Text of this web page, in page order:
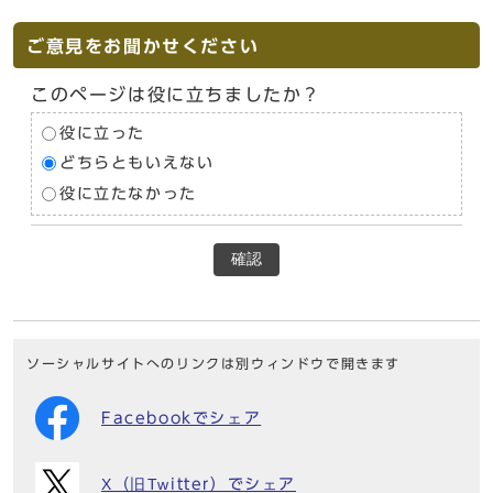
ご意見をお聞かせください
このページは役に立ちましたか？
役に立った
どちらともいえない
役に立たなかった
確認
ソーシャルサイトへのリンクは別ウィンドウで開きます
Facebookでシェア
X（旧Twitter）でシェア